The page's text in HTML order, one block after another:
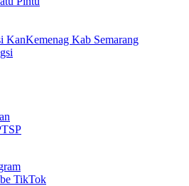
KanKemenag Kab Semarang
TikTok